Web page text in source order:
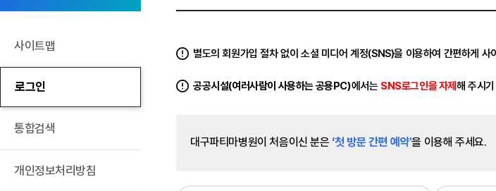
사이트맵
로그인
통합검색
개인정보처리방침
별도의 회원가입 절차 없이 소셜 미디어 계정(SNS)을 이용하여 간편하게 사
공공시설(여러사람이 사용하는 공용PC)에서는 SNS로그인을 자제해 주시
대구파티마병원이 처음이신 분은‘첫 방문 간편 예약'을 이용해 주세요.